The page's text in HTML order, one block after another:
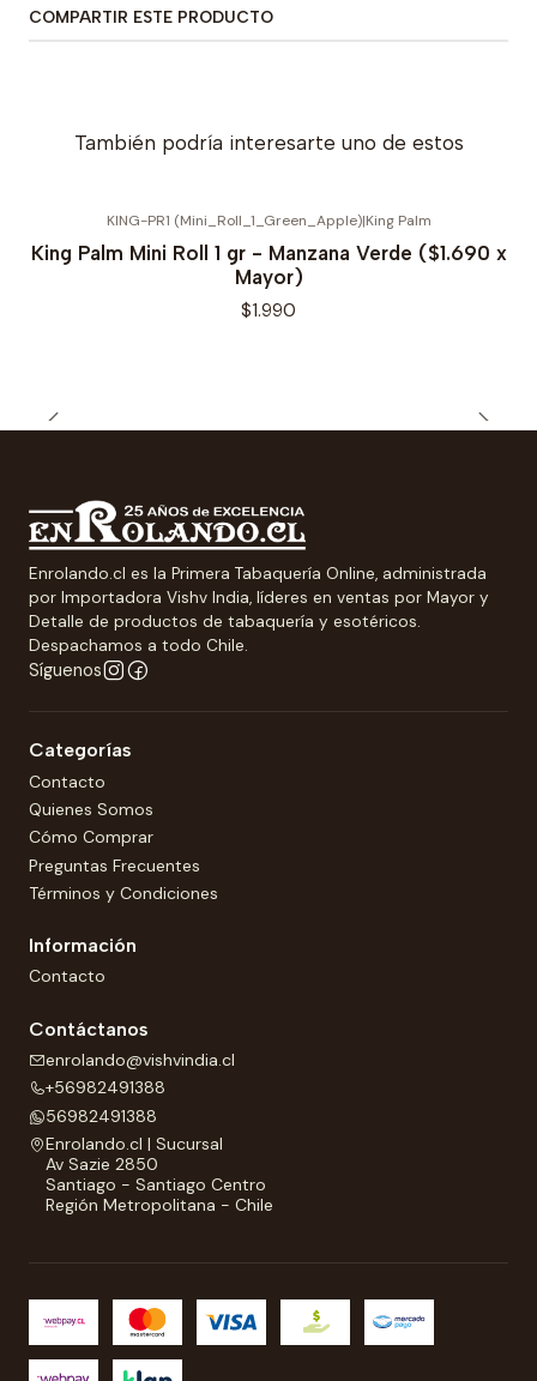
COMPARTIR ESTE PRODUCTO
También podría interesarte uno de estos
KING-PR1 (Mini_Roll_1_Green_Apple)|King Palm
King Palm Mini Roll 1 gr - Manzana Verde ($1.690 x
Mayor)
$1.990
Enrolando.cl es la Primera Tabaquería Online, administrada
por Importadora Vishv India, líderes en ventas por Mayor y
Detalle de productos de tabaquería y esotéricos.
Despachamos a todo Chile.
Síguenos
Categorías
Contacto
Quienes Somos
Cómo Comprar
Preguntas Frecuentes
Términos y Condiciones
Información
Contacto
Contáctanos
enrolando@vishvindia.cl
+56982491388
56982491388
Enrolando.cl | Sucursal
Av Sazie 2850
Santiago - Santiago Centro
Región Metropolitana - Chile